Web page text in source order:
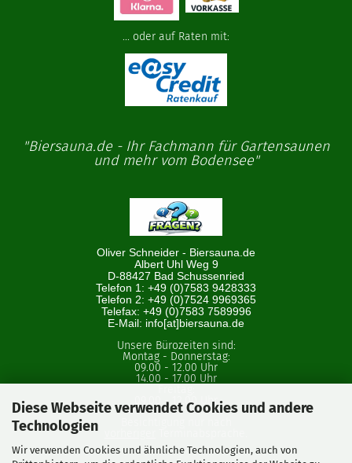
Diese Webseite verwendet Cookies und andere
Technologien
Wir verwenden Cookies und ähnliche Technologien, auch von
... oder auf Raten mit:
"Biersauna.de - Ihr Fachmann für Gartensaunen
und mehr vom Bodensee"
Oliver Schneider - Biersauna.de
Albert Uhl Weg 9
D-88427 Bad Schussenried
Telefon 1: +49 (0)7583 9428333
Telefon 2: +49 (0)7524 9969365
Telefax: +49 (0)7583 7589996
E-Mail: info[at]biersauna.de
Unsere Bürozeiten sind:
Montag - Donnerstag:
09.00 - 12.00 Uhr
14.00 - 17.00 Uhr
09.00 - 12.00 Uhr